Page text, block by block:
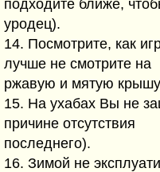
подходите ближе,
уродец).
14. Посмотрите, как
лучше не смотрите на
ржавую и мятую
15. На ухабах Вы не
причине отсутствия
последнего).
16. Зимой не